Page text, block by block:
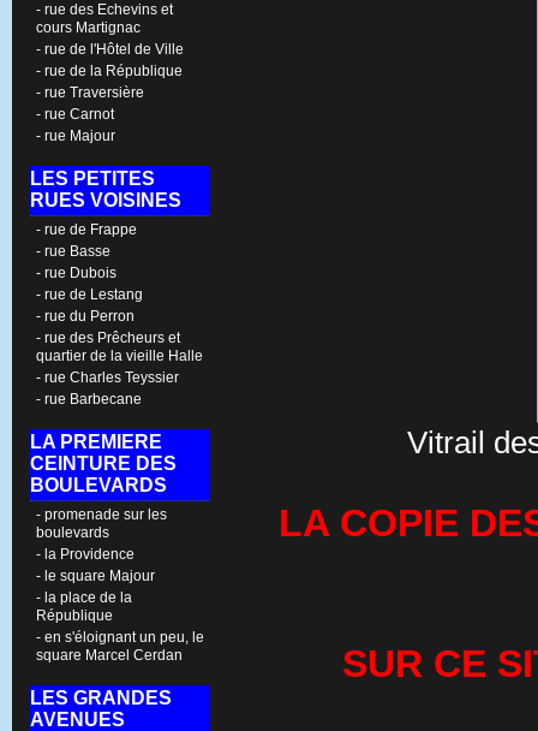
- rue des Echevins et
cours Martignac
- rue de l'Hôtel de Ville
- rue de la République
- rue Traversière
- rue Carnot
- rue Majour
LES PETITES
RUES VOISINES
- rue de Frappe
- rue Basse
- rue Dubois
- rue de Lestang
- rue du Perron
- rue des Prêcheurs et
quartier de la vieille Halle
- rue Charles Teyssier
- rue Barbecane
LA PREMIERE
CEINTURE DES
BOULEVARDS
- promenade sur les
boulevards
- la Providence
- le square Majour
- la place de la
République
- en s'éloignant un peu, le
square Marcel Cerdan
LES GRANDES
AVENUES
Vitrail
LA COPIE
SUR CE